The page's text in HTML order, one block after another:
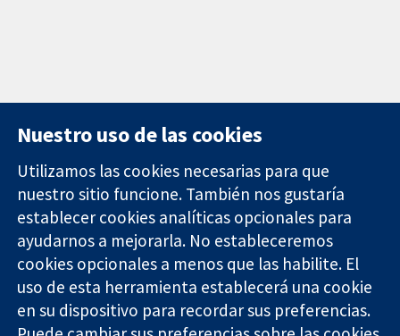
Evidencia fiable.
Decisiones
informadas.
Mejor salud.
11-13 Cavendish
Square
Londres
W1G 0AN
Reino Unido
Contacto
Noticias
Prensa
Sobre
nosotros
Empleo
Cochrane
Nuestro uso de las cookies
Utilizamos las cookies necesarias para que
nuestro sitio funcione. También nos gustaría
establecer cookies analíticas opcionales para
ayudarnos a mejorarla. No estableceremos
cookies opcionales a menos que las habilite. El
uso de esta herramienta establecerá una cookie
en su dispositivo para recordar sus preferencias.